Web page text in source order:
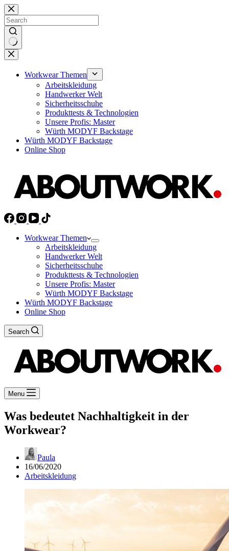
Skip
to
content
No
results
Workwear Themen
Arbeitskleidung
Handwerker Welt
Sicherheitsschuhe
Produkttests & Technologien
Unsere Profis: Master
Würth MODYF Backstage
Würth MODYF Backstage
Online Shop
Workwear Themen
Arbeitskleidung
Handwerker Welt
Sicherheitsschuhe
Produkttests & Technologien
Unsere Profis: Master
Würth MODYF Backstage
Würth MODYF Backstage
Online Shop
Search
Menu
Was bedeutet Nachhaltigkeit in der
Workwear?
Paula
16/06/2020
Arbeitskleidung